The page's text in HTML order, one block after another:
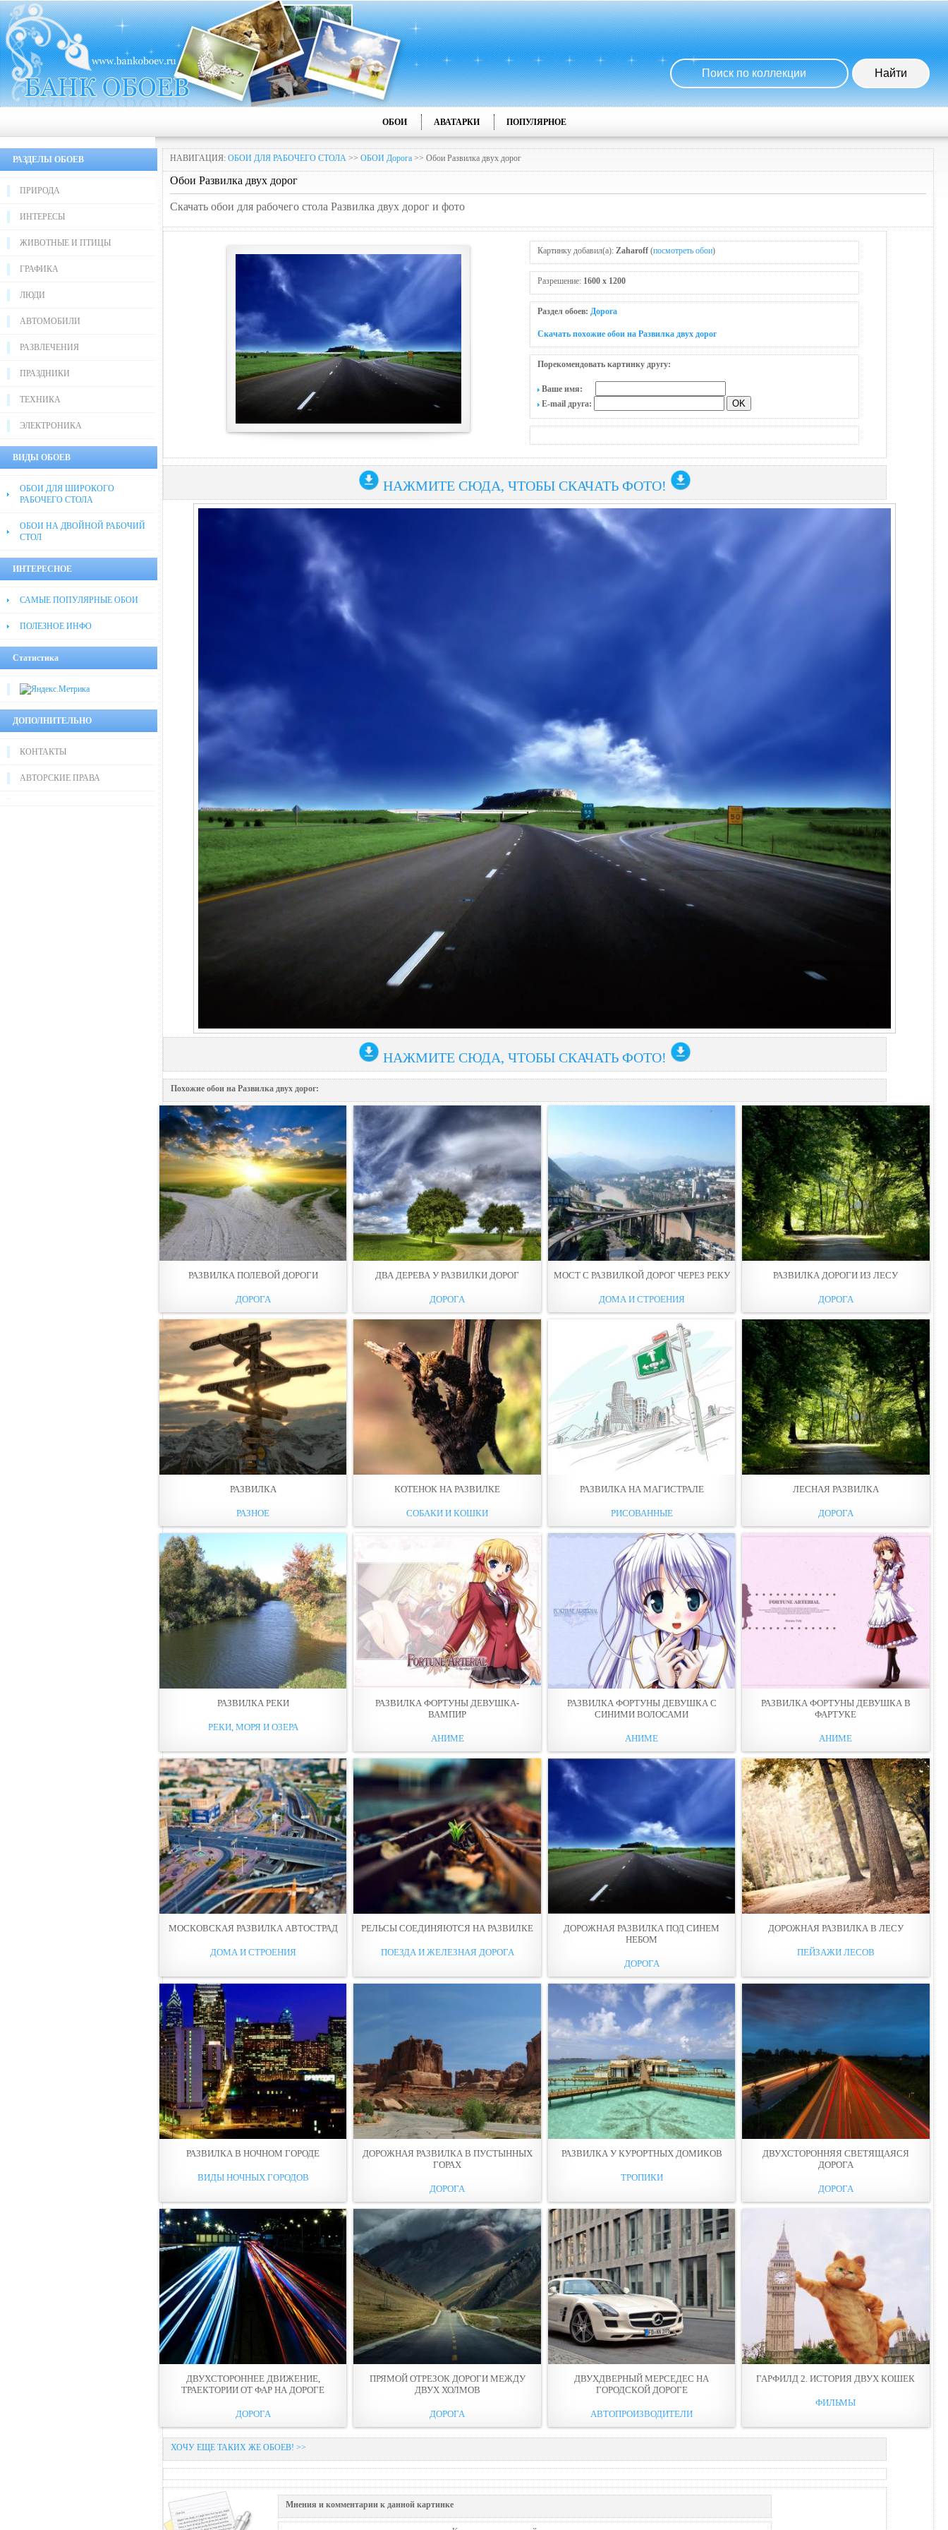
ОБОИ АВАТАРКИ ПОПУЛЯРНОЕ
РАЗДЕЛЫ ОБОЕВ
ПРИРОДА
ИНТЕРЕСЫ
ЖИВОТНЫЕ И ПТИЦЫ
ГРАФИКА
ЛЮДИ
АВТОМОБИЛИ
РАЗВЛЕЧЕНИЯ
ПРАЗДНИКИ
ТЕХНИКА
ЭЛЕКТРОНИКА
ВИДЫ ОБОЕВ
ОБОИ ДЛЯ ШИРОКОГО
РАБОЧЕГО СТОЛА
ОБОИ НА ДВОЙНОЙ РАБОЧИЙ
СТОЛ
ИНТЕРЕСНОЕ
САМЫЕ ПОПУЛЯРНЫЕ ОБОИ
ПОЛЕЗНОЕ ИНФО
Статистика
ДОПОЛНИТЕЛЬНО
КОНТАКТЫ
АВТОРСКИЕ ПРАВА
НАВИГАЦИЯ: ОБОИ ДЛЯ РАБОЧЕГО СТОЛА >> ОБОИ Дорога >> Обои Развилка двух дорог
Обои Развилка двух дорог
Скачать обои для рабочего стола Развилка двух дорог и фото
Картинку добавил(а): Zaharoff (посмотреть обои)
Разрешение: 1600 x 1200
Раздел обоев: Дорога
Скачать похожие обои на Развилка двух дорог
Порекомендовать картинку другу:
Ваше имя:
E-mail друга:
НАЖМИТЕ СЮДА, ЧТОБЫ СКАЧАТЬ ФОТО!
НАЖМИТЕ СЮДА, ЧТОБЫ СКАЧАТЬ ФОТО!
Похожие обои на Развилка двух дорог:
РАЗВИЛКА ПОЛЕВОЙ ДОРОГИ
ДОРОГА
ДВА ДЕРЕВА У РАЗВИЛКИ ДОРОГ
ДОРОГА
МОСТ С РАЗВИЛКОЙ ДОРОГ ЧЕРЕЗ РЕКУ
ДОМА И СТРОЕНИЯ
РАЗВИЛКА ДОРОГИ ИЗ ЛЕСУ
ДОРОГА
РАЗВИЛКА
РАЗНОЕ
КОТЕНОК НА РАЗВИЛКЕ
СОБАКИ И КОШКИ
РАЗВИЛКА НА МАГИСТРАЛЕ
РИСОВАННЫЕ
ЛЕСНАЯ РАЗВИЛКА
ДОРОГА
РАЗВИЛКА РЕКИ
РЕКИ, МОРЯ И ОЗЕРА
РАЗВИЛКА ФОРТУНЫ ДЕВУШКА-
ВАМПИР
АНИМЕ
РАЗВИЛКА ФОРТУНЫ ДЕВУШКА С
СИНИМИ ВОЛОСАМИ
АНИМЕ
РАЗВИЛКА ФОРТУНЫ ДЕВУШКА В
ФАРТУКЕ
АНИМЕ
МОСКОВСКАЯ РАЗВИЛКА АВТОСТРАД
ДОМА И СТРОЕНИЯ
РЕЛЬСЫ СОЕДИНЯЮТСЯ НА РАЗВИЛКЕ
ПОЕЗДА И ЖЕЛЕЗНАЯ ДОРОГА
ДОРОЖНАЯ РАЗВИЛКА ПОД СИНЕМ
НЕБОМ
ДОРОГА
ДОРОЖНАЯ РАЗВИЛКА В ЛЕСУ
ПЕЙЗАЖИ ЛЕСОВ
РАЗВИЛКА В НОЧНОМ ГОРОДЕ
ВИДЫ НОЧНЫХ ГОРОДОВ
ДОРОЖНАЯ РАЗВИЛКА В ПУСТЫННЫХ
ГОРАХ
ДОРОГА
РАЗВИЛКА У КУРОРТНЫХ ДОМИКОВ
ТРОПИКИ
ДВУХСТОРОННЯЯ СВЕТЯЩАЯСЯ
ДОРОГА
ДОРОГА
ДВУХСТОРОННЕЕ ДВИЖЕНИЕ,
ТРАЕКТОРИИ ОТ ФАР НА ДОРОГЕ
ДОРОГА
ПРЯМОЙ ОТРЕЗОК ДОРОГИ МЕЖДУ
ДВУХ ХОЛМОВ
ДОРОГА
ДВУХДВЕРНЫЙ МЕРСEДЕС НА
ГОРОДСКОЙ ДОРОГЕ
АВТОПРОИЗВОДИТЕЛИ
ГАРФИЛД 2. ИСТОРИЯ ДВУХ КОШЕК
ФИЛЬМЫ
ХОЧУ ЕЩЕ ТАКИХ ЖЕ ОБОЕВ! >>
Мнения и комментарии к данной картинке